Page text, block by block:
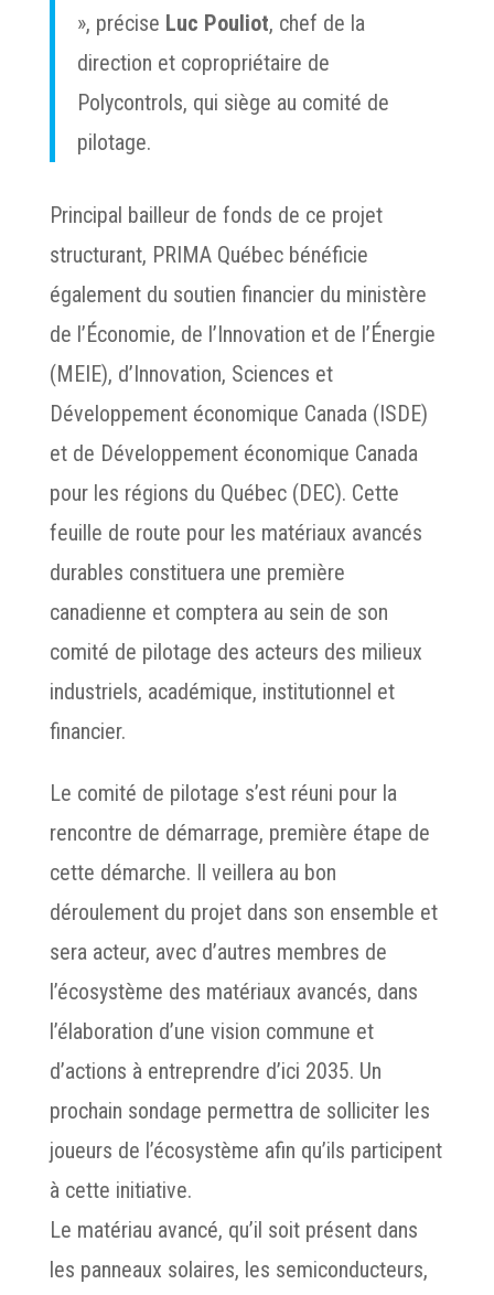
», précise Luc Pouliot, chef de la
direction et copropriétaire de
Polycontrols, qui siège au comité de
pilotage.
Principal bailleur de fonds de ce projet
structurant, PRIMA Québec bénéficie
également du soutien financier du ministère
de l’Économie, de l’Innovation et de l’Énergie
(MEIE), d’Innovation, Sciences et
Développement économique Canada (ISDE)
et de Développement économique Canada
pour les régions du Québec (DEC). Cette
feuille de route pour les matériaux avancés
durables constituera une première
canadienne et comptera au sein de son
comité de pilotage des acteurs des milieux
industriels, académique, institutionnel et
financier.
Le comité de pilotage s’est réuni pour la
rencontre de démarrage, première étape de
cette démarche. Il veillera au bon
déroulement du projet dans son ensemble et
sera acteur, avec d’autres membres de
l’écosystème des matériaux avancés, dans
l’élaboration d’une vision commune et
d’actions à entreprendre d’ici 2035. Un
prochain sondage permettra de solliciter les
joueurs de l’écosystème afin qu’ils participent
à cette initiative.
Le matériau avancé, qu’il soit présent dans
les panneaux solaires, les semiconducteurs,